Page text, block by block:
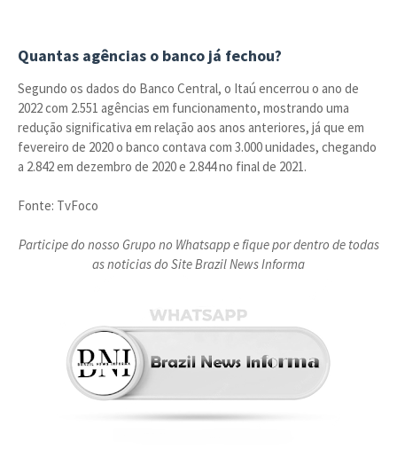
Quantas agências o banco já fechou?
Segundo os dados do Banco Central, o Itaú encerrou o ano de
2022 com 2.551 agências em funcionamento, mostrando uma
redução significativa em relação aos anos anteriores, já que em
fevereiro de 2020 o banco contava com 3.000 unidades, chegando
a 2.842 em dezembro de 2020 e 2.844 no final de 2021.
Fonte: TvFoco
Participe do nosso Grupo no Whatsapp e fique por dentro de todas
as noticias do Site Brazil News Informa